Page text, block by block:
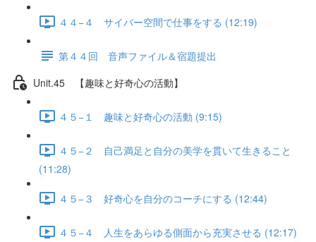
４４−４ サイバー空間で仕事をする (12:19)
第４４回 音声ファイル＆宿題提出
Unit.45 【趣味と好奇心の活動】
４５−１ 趣味と好奇心の活動 (9:15)
４５−２ 自己満足と自分の美学を貫いて生きること
(11:28)
４５−３ 好奇心を自分のコーチにする (12:44)
４５−４ 人生をあらゆる側面から充実させる (12:17)